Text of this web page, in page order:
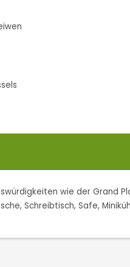
wie der Grand
Schreibtisch, Safe,